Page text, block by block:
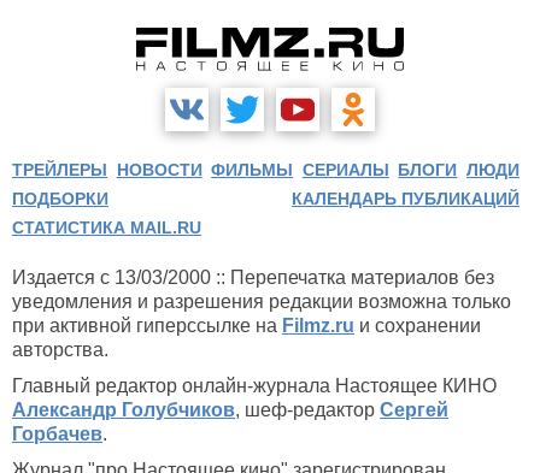
ТРЕЙЛЕРЫ НОВОСТИ ФИЛЬМЫ СЕРИАЛЫ БЛОГИ ЛЮДИ
ПОДБОРКИ
КАЛЕНДАРЬ ПУБЛИКАЦИЙ
СТАТИСТИКА MAIL.RU
Издается с 13/03/2000 :: Перепечатка материалов без
уведомления и разрешения редакции возможна только
при активной гиперссылке на Filmz.ru и сохранении
авторства.
Главный редактор онлайн-журнала Настоящее КИНО
Александр Голубчиков, шеф-редактор Сергей
Горбачев.